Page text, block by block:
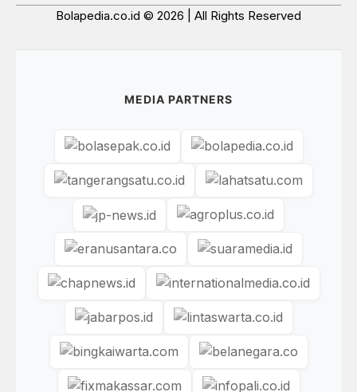
Bolapedia.co.id © 2026 | All Rights Reserved
MEDIA PARTNERS